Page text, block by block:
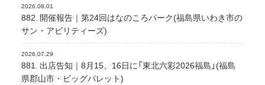
2026.08.01
882. 開催報告｜第24回はなのころパーク(福島県いわき市の
サン・アビリティーズ)
2026.07.29
881. 出店告知｜8月15、16日に「東北六彩2026福島」(福島
県郡山市・ビッグパレット)